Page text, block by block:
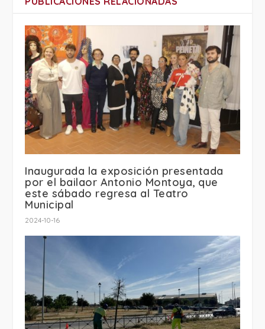
Inaugurada la exposición presentada
por el bailaor Antonio Montoya, que
este sábado regresa al Teatro
Municipal
2024-10-16